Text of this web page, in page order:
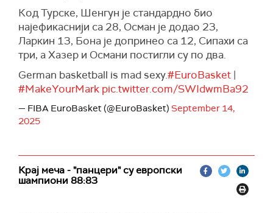
Код Турске, Шенгун је стандардно био
најефикаснији са 28, Осман је додао 23,
Ларкин 13, Бона је допринео са 12, Сипахи са
три, а Хазер и Османи постигли су по два.
German basketball is mad sexy.#EuroBasket |
#MakeYourMark pic.twitter.com/SWIdwmBa92
— FIBA EuroBasket (@EuroBasket) September 14,
2025
Крај меча - "панцери" су европски
шампиони 88:83